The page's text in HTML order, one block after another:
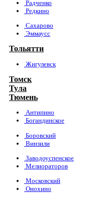
Радченко
Редкино
Сахарово
Эммаусс
Тольятти
Жигулевск
Томск
Тула
Тюмень
Антипино
Богандинское
Боровский
Винзили
Заводоуспенское
Мелиораторов
Московский
Онохино